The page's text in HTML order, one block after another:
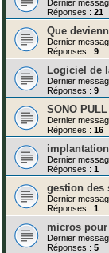
Dernier
Réponses : 21
Que
Dernier
Réponses : 9
Logiciel de
Dernier
Réponses : 9
SONO PULL
Dernier
Réponses : 16
Dernier
Réponses : 1
gestion des
Dernier
Réponses : 1
micros
Dernier
Réponses : 5